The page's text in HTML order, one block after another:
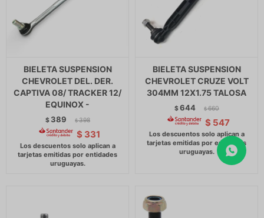
BIELETA SUSPENSION
CHEVROLET DEL. DER.
CAPTIVA 08/ TRACKER 12/
EQUINOX -
$ 389 $ 398
$ 331
BIELETA SUSPENSION
CHEVROLET CRUZE VOLT
304MM 12X1.75 TALOSA
$644 $ 660
$ 547